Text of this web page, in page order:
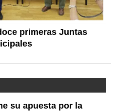
primeras Juntas
su apuesta por la